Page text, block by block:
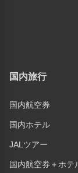
国内旅行
国内航空券
国内ホテル
JALツアー
国内航空券＋ホテ